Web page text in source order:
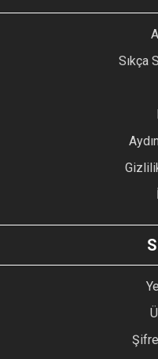
Ürün resmi kalitesiz,
Ürün açıklamasında
Ürün bilgilerinde
Ürün fiyatı diğer
Sıkça